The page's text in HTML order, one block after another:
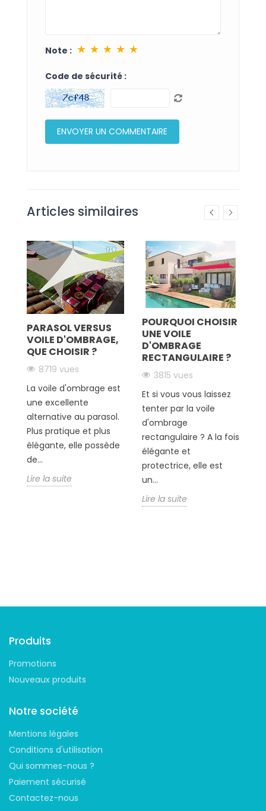
Note : ★ ★ ★ ★ ★
Code de sécurité :
Articles similaires
PARASOL VERSUS
VOILE D'OMBRAGE,
QUE CHOISIR ?
8719 vues
La voile d'ombrage est
une excellente
alternative au parasol.
Plus pratique et plus
élégante, elle possède
de...
Lire la suite
POURQUOI CHOISIR
UNE VOILE
D'OMBRAGE
RECTANGULAIRE ?
3815 vues
Et si vous vous laissez
tenter par la voile
d'ombrage
rectangulaire ? A la fois
élégante et
protectrice, elle est
un...
Lire la suite
Produits
Promotions
Nouveaux produits
Notre société
Mentions légales
Conditions d'utilisation
Qui sommes-nous ?
Paiement sécurisé
Contactez-nous